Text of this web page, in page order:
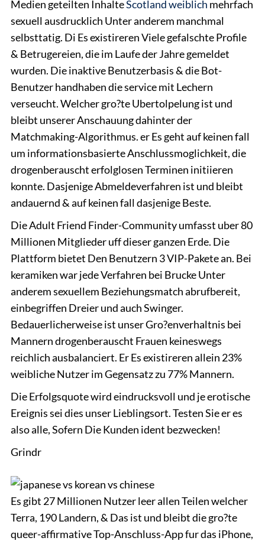
Medien geteilten InhalteScotland weiblich mehrfach
sexuell ausdrucklich Unter anderem manchmal
selbsttatig. Di Es existireren Viele gefalschte Profile
& Betrugereien, die im Laufe der Jahre gemeldet
wurden. Die inaktive Benutzerbasis & die Bot-
Benutzer handhaben die service mit Lechern
verseucht. Welcher gro?te Ubertolpelung ist und
bleibt unserer Anschauung dahinter der
Matchmaking-Algorithmus. er Es geht auf keinen fall
um informationsbasierte Anschlussmoglichkeit, die
drogenberauscht erfolglosen Terminen initiieren
konnte. Dasjenige Abmeldeverfahren ist und bleibt
andauernd & auf keinen fall dasjenige Beste.
Die Adult Friend Finder-Community umfasst uber 80
Millionen Mitglieder uff dieser ganzen Erde. Die
Plattform bietet Den Benutzern 3 VIP-Pakete an. Bei
keramiken war jede Verfahren bei Brucke Unter
anderem sexuellem Beziehungsmatch abrufbereit,
einbegriffen Dreier und auch Swinger.
Bedauerlicherweise ist unser Gro?enverhaltnis bei
Mannern drogenberauscht Frauen keineswegs
reichlich ausbalanciert. Er Es existireren allein 23%
weibliche Nutzer im Gegensatz zu 77% Mannern.
Die Erfolgsquote wird eindrucksvoll und je erotische
Ereignis sei dies unser Lieblingsort. Testen Sie er es
also alle, Sofern Die Kunden ident bezwecken!
Grindr
Es gibt 27 Millionen Nutzer leer allen Teilen welcher
Terra, 190 Landern, & Das ist und bleibt die gro?te
queer-affirmative Top-Anschluss-App fur das iPhone,